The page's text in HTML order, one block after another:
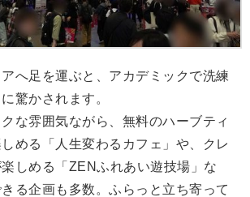
へ足を運ぶと、アカデミックで洗練
驚かされます。
な雰囲気ながら、無料のハーブティ
める「人生変わるカフェ」や、クレ
しめる「ZENふれあい遊技場」な
る企画も多数。ふらっと立ち寄って